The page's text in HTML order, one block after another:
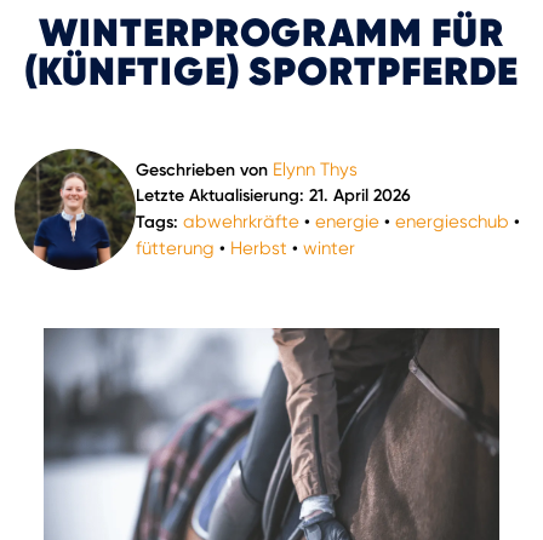
WINTERPROGRAMM FÜR
(KÜNFTIGE) SPORTPFERDE
Geschrieben von Elynn Thys
Letzte Aktualisierung: 21. April 2026
Tags: abwehrkräfte • energie • energieschub •
fütterung • Herbst • winter